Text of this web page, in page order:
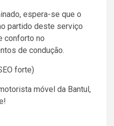
espera-se que o
partido deste serviço
conforto no
de condução.
forte)
móvel da Bantul,